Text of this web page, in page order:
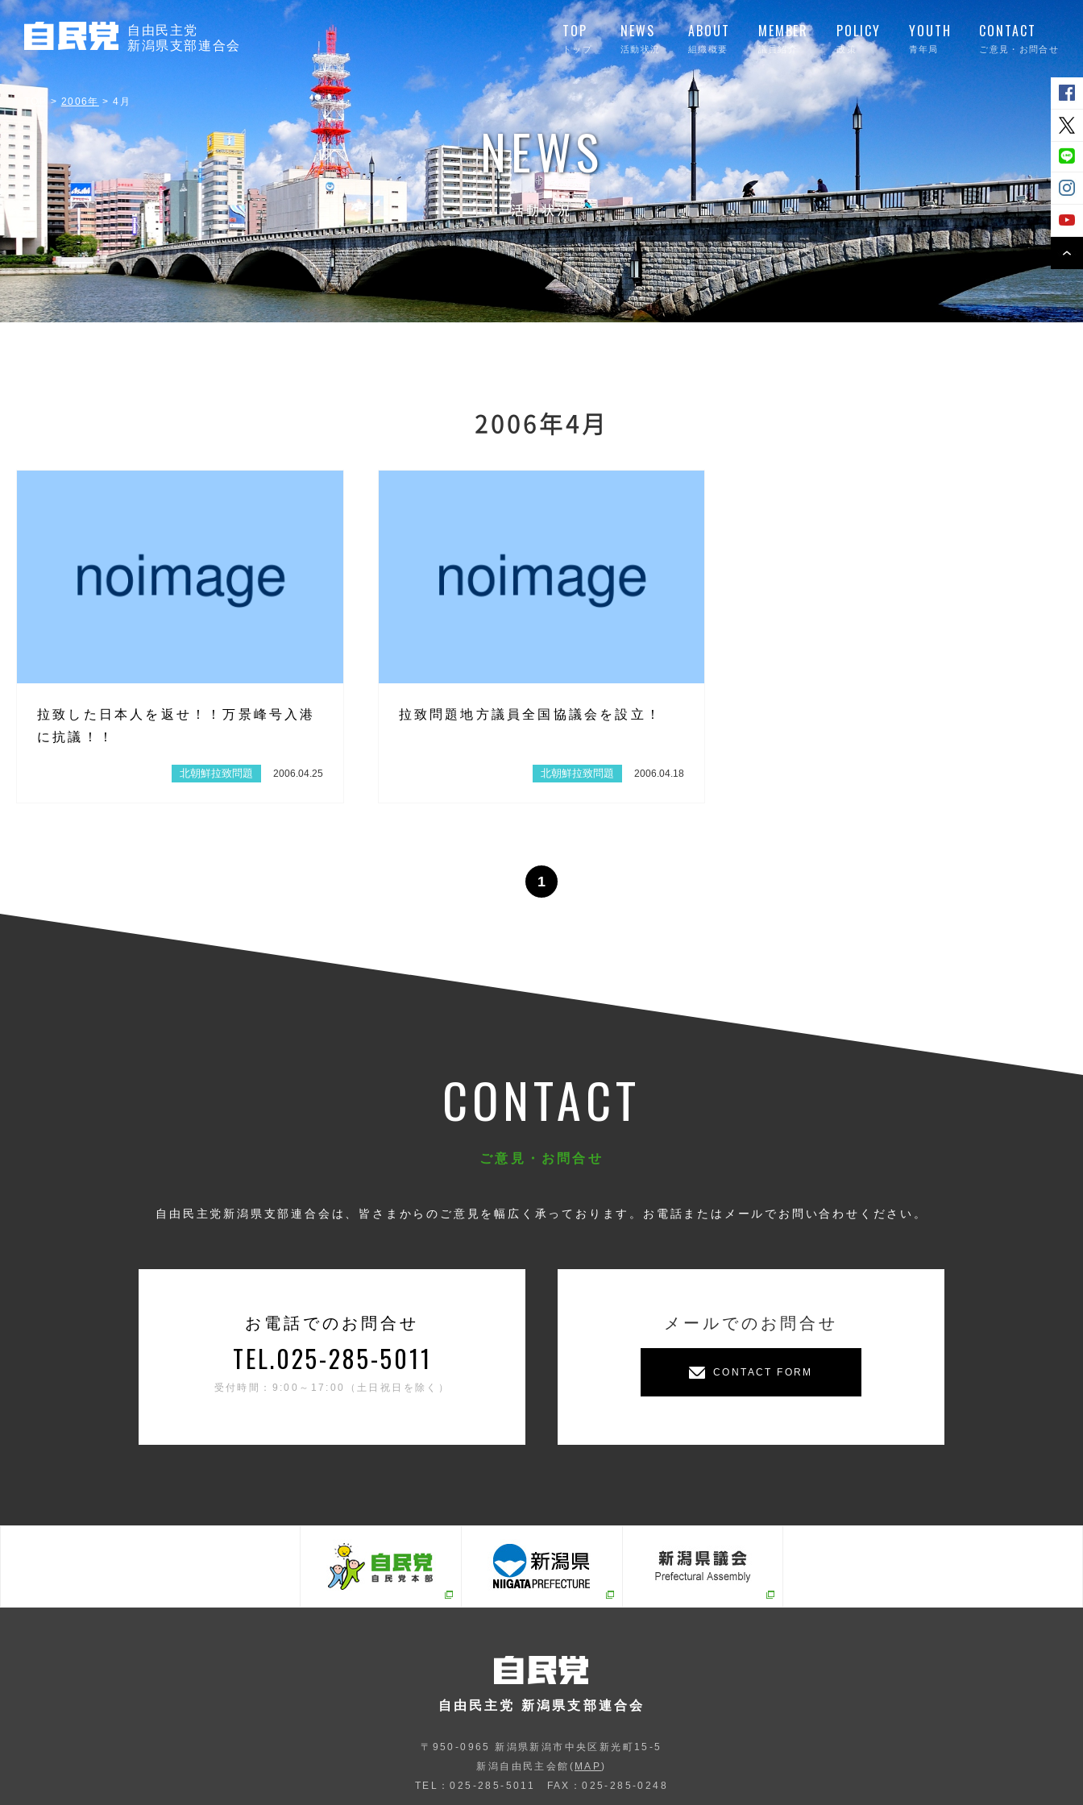
自由民主党
新潟県支部連合会
TOP
トップ
NEWS
活動状況
ABOUT
組織概要
MEMBER
議員紹介
POLICY
政策
YOUTH
青年局
CONTACT
ご意見・お問合せ
> 2006年 >4月
NEWS
活動状況
2006年4月
拉致した日本人を返せ！！万景峰号入港
に抗議！！
北朝鮮拉致問題 2006.04.25
拉致問題地方議員全国協議会を設立！
北朝鮮拉致問題 2006.04.18
1
CONTACT
ご意見・お問合せ
自由民主党新潟県支部連合会は、皆さまからのご意見を幅広く承っております。お電話またはメールでお問い合わせください。
お電話でのお問合せ
TEL.025-285-5011
受付時間：9:00～17:00（土日祝日を除く）
メールでのお問合せ
CONTACT FORM
自由民主党 新潟県支部連合会
〒950-0965 新潟県新潟市中央区新光町15-5
新潟自由民主会館( MAP)
TEL：025-285-5011 FAX：025-285-0248